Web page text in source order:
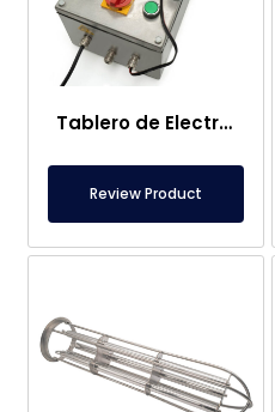
Tablero de Electroimanes
Review Product